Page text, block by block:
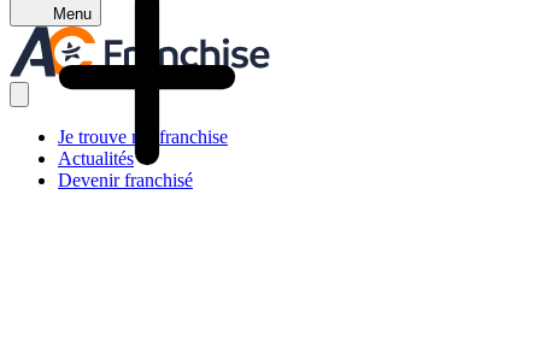
Menu
Je trouve ma franchise
Actualités
Devenir franchisé